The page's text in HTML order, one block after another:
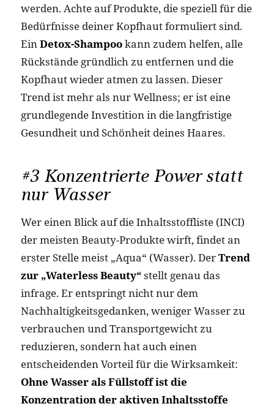
werden. Achte auf Produkte, die speziell für die
Bedürfnisse deiner Kopfhaut formuliert sind.
EinDetox-Shampookann zudem helfen, alle
Rückstände gründlich zu entfernen und die
Kopfhaut wieder atmen zu lassen. Dieser
Trend ist mehr als nur Wellness; er ist eine
grundlegende Investition in die langfristige
Gesundheit und Schönheit deines Haares.
#3 Konzentrierte Power statt
nur Wasser
Wer einen Blick auf die Inhaltsstoffliste (INCI)
der meisten Beauty-Produkte wirft, findet an
erster Stelle meist „Aqua“ (Wasser). DerTrend
zur „Waterless Beauty“stellt genau das
infrage. Er entspringt nicht nur dem
Nachhaltigkeitsgedanken, weniger Wasser zu
verbrauchen und Transportgewicht zu
reduzieren, sondern hat auch einen
entscheidenden Vorteil für die Wirksamkeit:
Ohne Wasser als Füllstoff ist die
Konzentration der aktiven Inhaltsstoffe